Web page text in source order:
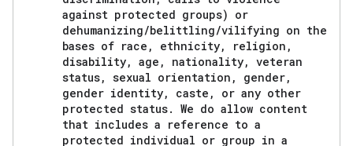
against protected groups) or
dehumanizing/belittling/vilifying on the
bases of race , ethnicity, religion ,
disability, age , nationality, veteran
status, sexual orientation , gender,
gender identity, caste ,
or any other
protected status. We do allow content
that includes a reference to a
protected individual or group in a